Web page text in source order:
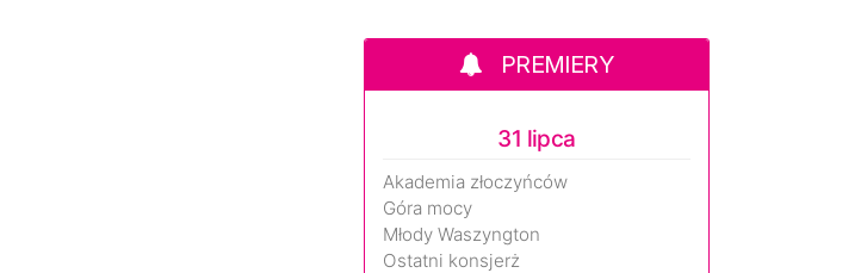
PREMIERY
31 lipca
Akademia złoczyńców
Góra mocy
Młody Waszyngton
Ostatni konsjerż